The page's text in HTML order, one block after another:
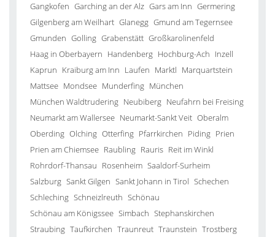
Gangkofen Garching an der Alz Gars am Inn Germering
Gilgenberg am Weilhart Glanegg Gmund am Tegernsee
Gmunden Golling Grabenstätt Großkarolinenfeld
Haag in Oberbayern Handenberg Hochburg-Ach Inzell
Kaprun Kraiburg am Inn Laufen Marktl Marquartstein
Mattsee Mondsee Munderfing München
München Waldtrudering Neubiberg Neufahrn bei Freising
Neumarkt am Wallersee Neumarkt-Sankt Veit Oberalm
Oberding Olching Otterfing Pfarrkirchen Piding Prien
Prien am Chiemsee Raubling Rauris Reit im Winkl
Rohrdorf-Thansau Rosenheim Saaldorf-Surheim
Salzburg Sankt Gilgen Sankt Johann in Tirol Schechen
Schleching Schneizlreuth Schönau
Schönau am Königssee Simbach Stephanskirchen
Straubing Taufkirchen Traunreut Traunstein Trostberg